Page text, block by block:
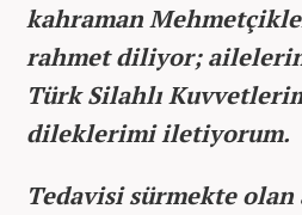
kahraman
rahmet diliyor;
Türk Silahlı
dileklerimi iletiyorum.
Tedavisi sürmekte